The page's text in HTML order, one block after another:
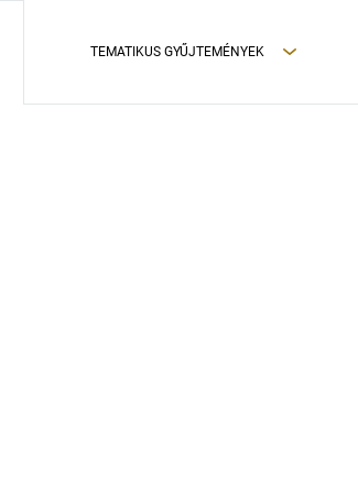
TEMATIKUS GYŰJTEMÉNYEK